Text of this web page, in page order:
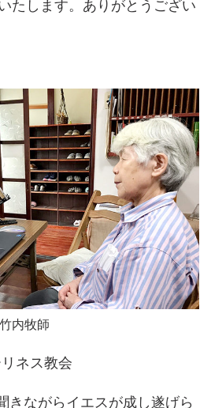
たします。ありがとうござい
内牧師
ネス教会
きながらイエスが成し遂げら